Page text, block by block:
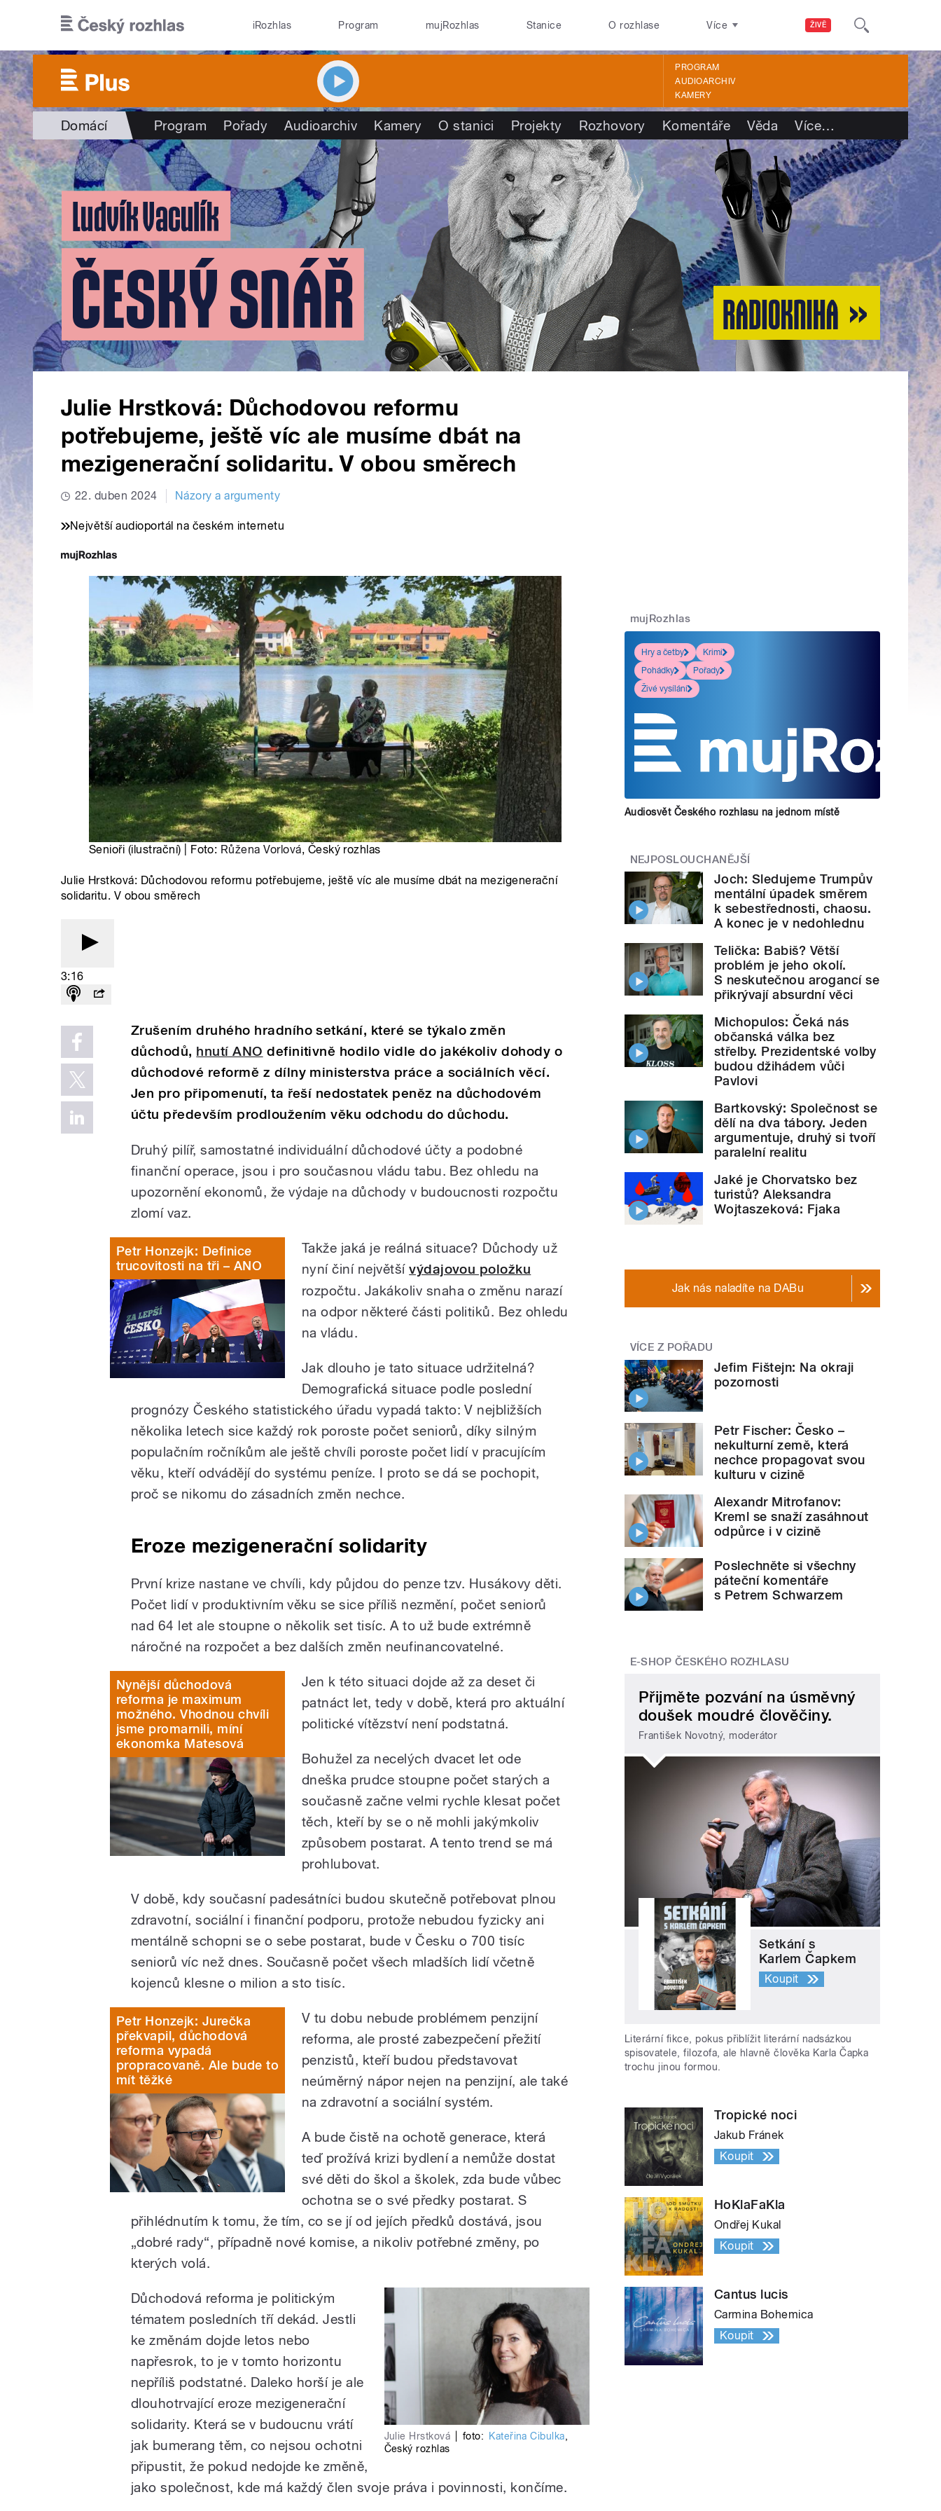
ŽIVĚ
iRozhlas Program mujRozhlas Stanice O rozhlase Více
PROGRAM
AUDIOARCHIV
KAMERY
Domácí Program Pořady Audioarchiv Kamery O stanici Projekty Rozhovory Komentáře Věda Více…
Julie Hrstková: Důchodovou reformu
potřebujeme, ještě víc ale musíme dbát na
mezigenerační solidaritu. V obou směrech
22. duben 2024 Názory a argumenty
Největší audioportál na českém internetu
Senioři (ilustrační) | Foto: Růžena Vorlová, Český rozhlas
Julie Hrstková: Důchodovou reformu potřebujeme, ještě víc ale musíme dbát na mezigenerační
solidaritu. V obou směrech
3:16
Zrušením druhého hradního setkání, které se týkalo změn
důchodů, hnutí ANO definitivně hodilo vidle do jakékoliv dohody o
důchodové reformě z dílny ministerstva práce a sociálních věcí.
Jen pro připomenutí, ta řeší nedostatek peněz na důchodovém
účtu především prodloužením věku odchodu do důchodu.
Druhý pilíř, samostatné individuální důchodové účty a podobné
finanční operace, jsou i pro současnou vládu tabu. Bez ohledu na
upozornění ekonomů, že výdaje na důchody v budoucnosti rozpočtu
zlomí vaz.
Petr Honzejk: Definice
trucovitosti na tři – ANO
Takže jaká je reálná situace? Důchody už
nyní činí největšívýdajovou položku
rozpočtu. Jakákoliv snaha o změnu narazí
na odpor některé části politiků. Bez ohledu
na vládu.
Jak dlouho je tato situace udržitelná?
Demografická situace podle poslední
prognózy Českého statistického úřadu vypadá takto: V nejbližších
několika letech sice každý rok poroste počet seniorů, díky silným
populačním ročníkům ale ještě chvíli poroste počet lidí v pracujícím
věku, kteří odvádějí do systému peníze. I proto se dá se pochopit,
proč se nikomu do zásadních změn nechce.
Eroze mezigenerační solidarity
První krize nastane ve chvíli, kdy půjdou do penze tzv. Husákovy děti.
Počet lidí v produktivním věku se sice příliš nezmění, počet seniorů
nad 64 let ale stoupne o několik set tisíc. A to už bude extrémně
náročné na rozpočet a bez dalších změn neufinancovatelné.
Nynější důchodová
reforma je maximum
možného. Vhodnou chvíli
jsme promarnili, míní
ekonomka Matesová
Jen k této situaci dojde až za deset či
patnáct let, tedy v době, která pro aktuální
politické vítězství není podstatná.
Bohužel za necelých dvacet let ode
dneška prudce stoupne počet starých a
současně začne velmi rychle klesat počet
těch, kteří by se o ně mohli jakýmkoliv
způsobem postarat. A tento trend se má
prohlubovat.
V době, kdy současní padesátníci budou skutečně potřebovat plnou
zdravotní, sociální i finanční podporu, protože nebudou fyzicky ani
mentálně schopni se o sebe postarat, bude v Česku o 700 tisíc
seniorů víc než dnes. Současně počet všech mladších lidí včetně
kojenců klesne o milion a sto tisíc.
Petr Honzejk: Jurečka
překvapil, důchodová
reforma vypadá
propracovaně. Ale bude to
mít těžké
V tu dobu nebude problémem penzijní
reforma, ale prosté zabezpečení přežití
penzistů, kteří budou představovat
neúměrný nápor nejen na penzijní, ale také
na zdravotní a sociální systém.
A bude čistě na ochotě generace, která
teď prožívá krizi bydlení a nemůže dostat
své děti do škol a školek, zda bude vůbec
ochotna se o své předky postarat. S
přihlédnutím k tomu, že tím, co se jí od jejích předků dostává, jsou
„dobré rady“, případně nové komise, a nikoliv potřebné změny, po
kterých volá.
Julie Hrstková foto: Kateřina Cibulka,
Český rozhlas
Důchodová reforma je politickým
tématem posledních tří dekád. Jestli
ke změnám dojde letos nebo
napřesrok, to je v tomto horizontu
nepříliš podstatné. Daleko horší je ale
dlouhotrvající eroze mezigenerační
solidarity. Která se v budoucnu vrátí
jak bumerang těm, co nejsou ochotni
připustit, že pokud nedojde ke změně,
jako společnost, kde má každý člen svoje práva i povinnosti, končíme.
mujRozhlas
Hry a četby
Krimi
Pohádky
Pořady
Živé vysílání
Audiosvět Českého rozhlasu na jednom místě
NEJPOSLOUCHANĚJŠÍ
Joch: Sledujeme Trumpův
mentální úpadek směrem
k sebestřednosti, chaosu.
A konec je v nedohlednu
Telička: Babiš? Větší
problém je jeho okolí.
S neskutečnou arogancí se
přikrývají absurdní věci
Michopulos: Čeká nás
občanská válka bez
střelby. Prezidentské volby
budou džihádem vůči
Pavlovi
Bartkovský: Společnost se
dělí na dva tábory. Jeden
argumentuje, druhý si tvoří
paralelní realitu
Jaké je Chorvatsko bez
turistů? Aleksandra
Wojtaszeková: Fjaka
Jak nás naladíte na DABu
VÍCE Z POŘADU
Jefim Fištejn: Na okraji
pozornosti
Petr Fischer: Česko –
nekulturní země, která
nechce propagovat svou
kulturu v cizině
Alexandr Mitrofanov:
Kreml se snaží zasáhnout
odpůrce i v cizině
Poslechněte si všechny
páteční komentáře
s Petrem Schwarzem
E-SHOP ČESKÉHO ROZHLASU
Přijměte pozvání na úsměvný
doušek moudré člověčiny.
František Novotný, moderátor
Setkání s
Karlem Čapkem
Koupit
Literární fikce, pokus přiblížit literární nadsázkou
spisovatele, filozofa, ale hlavně člověka Karla Čapka
trochu jinou formou.
Tropické noci
Jakub Fránek
Koupit
HoKlaFaKla
Ondřej Kukal
Koupit
Cantus lucis
Carmina Bohemica
Koupit